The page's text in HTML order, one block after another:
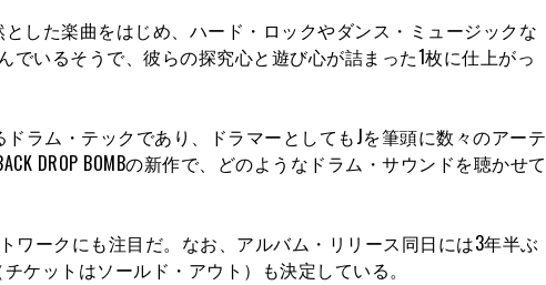
した楽曲をはじめ、ハード・ロックやダンス・ミュージックな
いるそうで、彼らの探究心と遊び心が詰まった1枚に仕上がっ
るドラム・テックであり、ドラマーとしてもJを筆頭に数々のアーテ
DROP BOMBの新作で、どのようなドラム・サウンドを聴かせて
ワークにも注目だ。なお、アルバム・リリース同日には3年半ぶ
チケットはソールド・アウト）も決定している。